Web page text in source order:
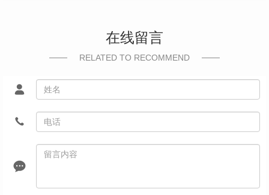
在线留言
RELATED TO RECOMMEND